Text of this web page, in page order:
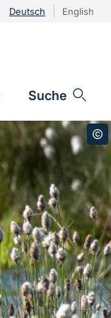
Deutsch English
Suche